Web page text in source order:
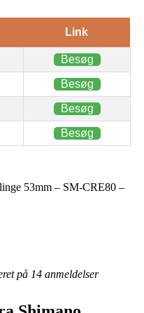
Link
Besøg
Besøg
Besøg
Besøg
53mm – SM-CRE80 –
på 14 anmeldelser